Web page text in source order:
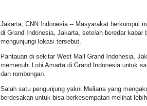
Jakarta, CNN Indonesia -- Masyarakat berkumpul
di Grand Indonesia, Jakarta, setelah beredar kabar
mengunjungi lokasi tersebut.
Pantauan di sekitar West Mall Grand Indonesia,
memenuhi Lobi Amarta di Grand Indonesia untuk
dan rombongan.
Salah satu pengunjung yakni Meliana yang
berdesakan untuk bisa berkesempatan melihat